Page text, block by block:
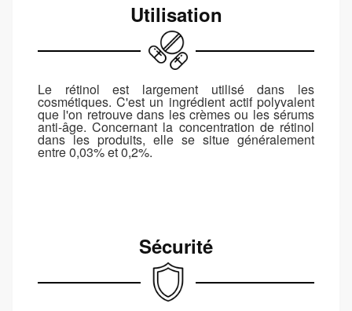
Utilisation
Le rétinol est largement utilisé dans les
cosmétiques. C'est un ingrédient actif polyvalent
que l'on retrouve dans les crèmes ou les sérums
anti-âge. Concernant la concentration de rétinol
dans les produits, elle se situe généralement
entre 0,03% et 0,2%.
Sécurité